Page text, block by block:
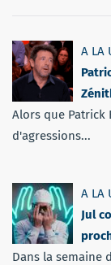
A LA
Alors que Patrick
d'agressions...
A LA
Jul
Dans la semaine